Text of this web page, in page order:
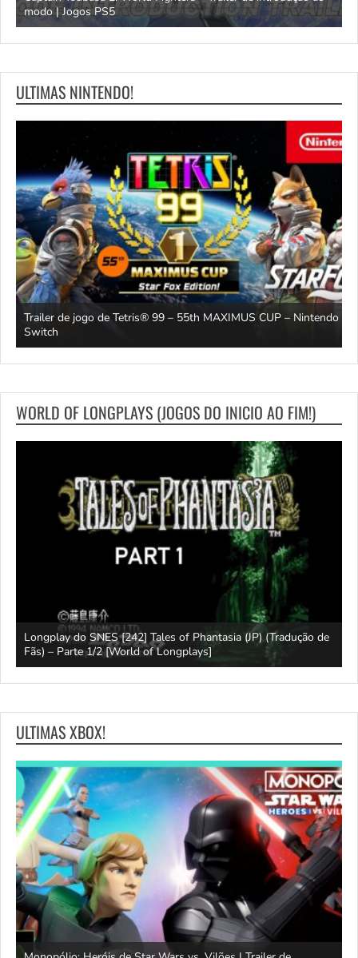
modo | Jogos PS5
ULTIMAS NINTENDO!
Trailer de jogo de Tetris® 99 – 55th MAXIMUS CUP – Nintendo
Switch
WORLD OF LONGPLAYS (JOGOS DO INICIO AO FIM!)
Longplay do SNES [242] Tales of Phantasia (JP) (Tradução de
Fãs) – Parte 1/2 [World of Longplays]
ULTIMAS XBOX!